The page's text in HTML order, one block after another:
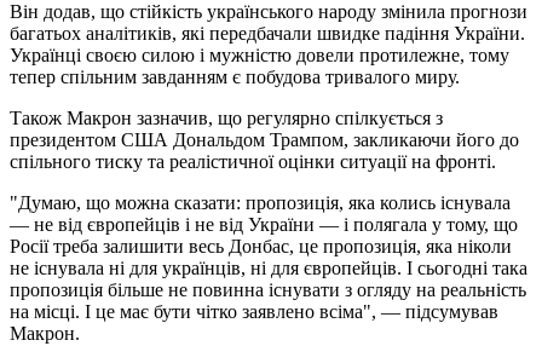
Він додав, що стійкість українського народу змінила прогнози
багатьох аналітиків, які передбачали швидке падіння України.
Українці своєю силою і мужністю довели протилежне, тому
тепер спільним завданням є побудова тривалого миру.
Також Макрон зазначив, що регулярно спілкується з
президентом США Дональдом Трампом, закликаючи його до
спільного тиску та реалістичної оцінки ситуації на фронті.
"Думаю, що можна сказати: пропозиція, яка колись існувала
— не від європейців і не від України — і полягала у тому, що
Росії треба залишити весь Донбас, це пропозиція, яка ніколи
не існувала ні для українців, ні для європейців. І сьогодні така
пропозиція більше не повинна існувати з огляду на реальність
на місці. І це має бути чітко заявлено всіма", — підсумував
Макрон.